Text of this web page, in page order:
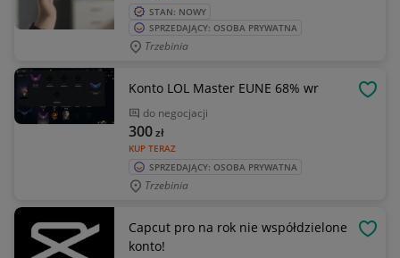
STAN: NOWY
SPRZEDAJĄCY: OSOBA PRYWATNA
Trzebinia
Konto LOL Master EUNE 68% wr
do negocjacji
KUP TERAZ
300zł
SPRZEDAJĄCY: OSOBA PRYWATNA
Trzebinia
Capcut pro na rok nie współdzielone
konto!